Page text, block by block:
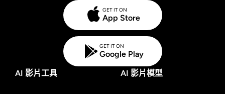
GET IT ON
App Store
GET IT ON
Google Play
AI 影片工具
AI 影片模型